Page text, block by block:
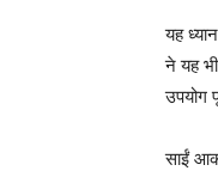
यह
ने यह
उपयोग
साईं